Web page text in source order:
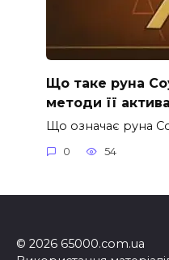
Що таке руна
методи її
Що означає руна
0 54
© 2026 65000.com.ua